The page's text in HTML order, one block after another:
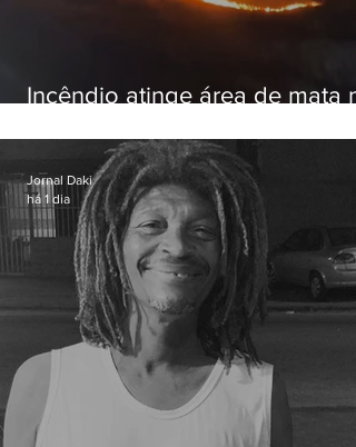
Incêndio atinge área de mata
Iguaçu
Jornal Daki
há 1 dia